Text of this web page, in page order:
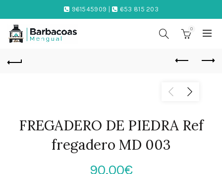
961545909 | 653 815 203
0
FREGADERO DE PIEDRA Ref
fregadero MD 003
90,00€